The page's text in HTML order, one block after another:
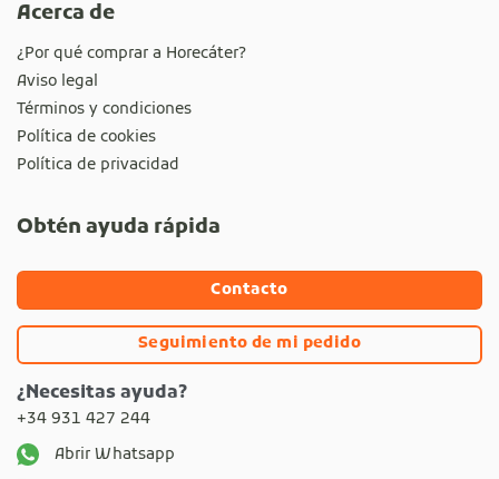
Acerca de
¿Por qué comprar a Horecáter?
Aviso legal
Términos y condiciones
Política de cookies
Política de privacidad
Obtén ayuda rápida
Contacto
Seguimiento de mi pedido
¿Necesitas ayuda?
+34 931 427 244
Abrir Whatsapp